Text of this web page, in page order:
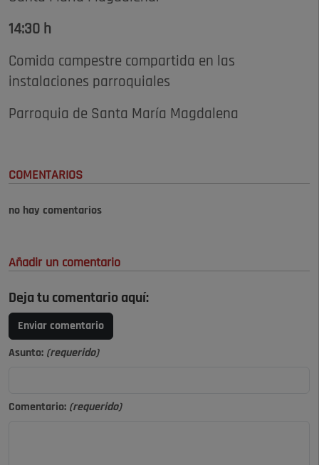
14:30 h
Comida campestre compartida en las
instalaciones parroquiales
Parroquia de Santa María Magdalena
COMENTARIOS
no hay comentarios
Añadir un comentario
Deja tu comentario aquí:
Enviar comentario
Asunto: (requerido)
Comentario: (requerido)